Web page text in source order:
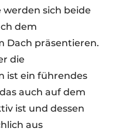
werden sich beide
dem
Dach präsentieren.
die
ist ein führendes
auch auf dem
ist und dessen
aus